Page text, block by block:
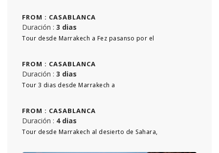
FROM : CASABLANCA
Duración : 3 dias
Tour desde Marrakech a Fez pasanso por el
FROM : CASABLANCA
Duración : 3 dias
Tour 3 dias desde Marrakech a
FROM : CASABLANCA
Duración : 4 dias
Tour desde Marrakech al desierto de Sahara,